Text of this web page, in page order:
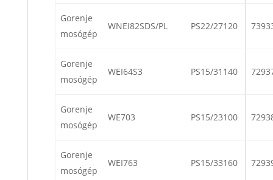
Gorenje
mosógép
WNEI82SDS/PL PS22/27120
Gorenje
mosógép
WEI64S3 PS15/31140
Gorenje
mosógép
WE703 PS15/23100
Gorenje
mosógép
WEI763 PS15/33160